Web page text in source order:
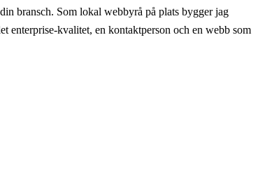
bransch. Som lokal webbyrå på plats bygger jag
enterprise-kvalitet, en kontaktperson och en webb som